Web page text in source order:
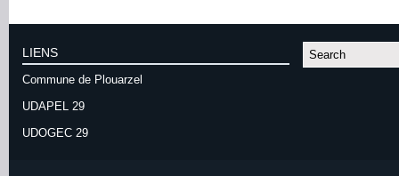
LIENS
Commune de Plouarzel
UDAPEL 29
UDOGEC 29